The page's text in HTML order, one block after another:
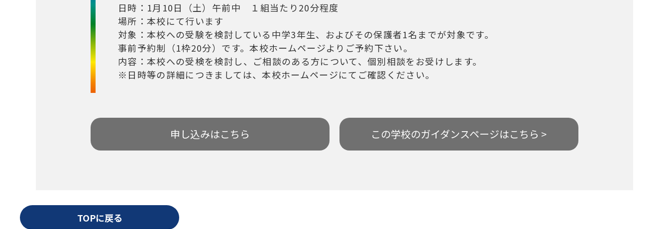
日時：1月10日（土）午前中 １組当たり20分程度
場所：本校にて行います
対象：本校への受験を検討している中学3年生、およびその保護者1名までが対象です。
事前予約制（1枠20分）です。本校ホームページよりご予約下さい。
内容：本校への受検を検討し、ご相談のある方について、個別相談をお受けします。
※日時等の詳細につきましては、本校ホームページにてご確認ください。
申し込みはこちら この学校のガイダンスページはこちら >
TOPに戻る